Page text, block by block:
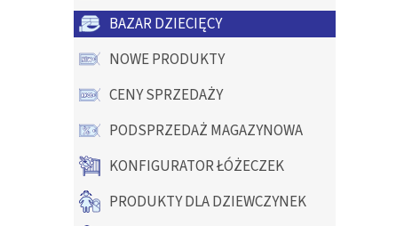
BAZAR DZIECIĘCY
NOWE PRODUKTY
CENY SPRZEDAŻY
PODSPRZEDAŻ MAGAZYNOWA
KONFIGURATOR ŁÓŻECZEK
PRODUKTY DLA DZIEWCZYNEK